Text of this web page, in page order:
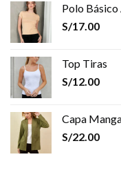
Polo
S/17.00
Top Tiras
S/12.00
Capa
S/22.00